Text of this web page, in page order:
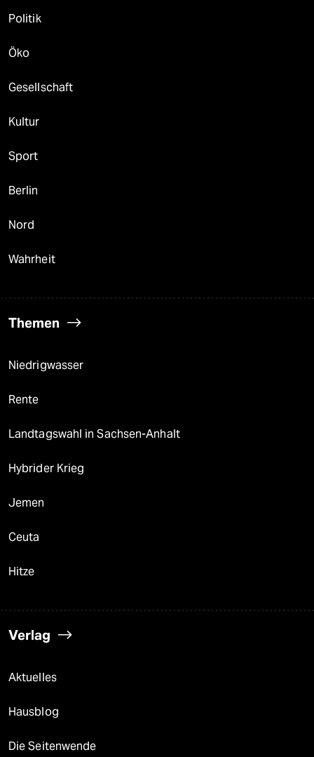
Politik
Öko
Gesellschaft
Kultur
Sport
Berlin
Nord
Wahrheit
Themen
Niedrigwasser
Rente
Landtagswahl in Sachsen-Anhalt
Hybrider Krieg
Jemen
Ceuta
Hitze
Verlag
Aktuelles
Hausblog
Die Seitenwende